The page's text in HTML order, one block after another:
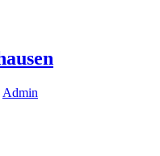
Admin